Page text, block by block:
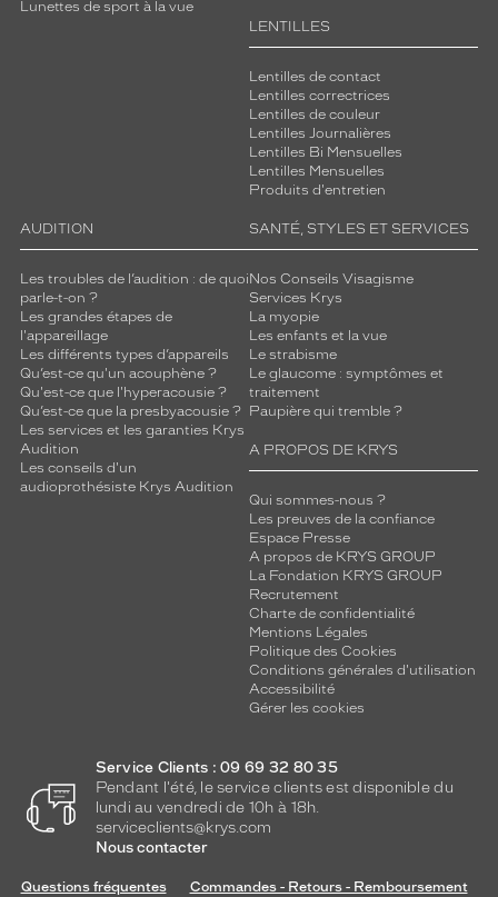
Lunettes de sport à la vue
LENTILLES
Lentilles de contact
Lentilles correctrices
Lentilles de couleur
Lentilles Journalières
Lentilles Bi Mensuelles
Lentilles Mensuelles
Produits d'entretien
AUDITION
Les troubles de l’audition : de quoi
parle-t-on ?
Les grandes étapes de
l'appareillage
Les différents types d’appareils
Qu’est-ce qu'un acouphène ?
Qu'est-ce que l'hyperacousie ?
Qu’est-ce que la presbyacousie ?
Les services et les garanties Krys
Audition
Les conseils d'un
audioprothésiste Krys Audition
SANTÉ, STYLES ET SERVICES
Nos Conseils Visagisme
Services Krys
La myopie
Les enfants et la vue
Le strabisme
Le glaucome : symptômes et
traitement
Paupière qui tremble ?
A PROPOS DE KRYS
Qui sommes-nous ?
Les preuves de la confiance
Espace Presse
A propos de KRYS GROUP
La Fondation KRYS GROUP
Recrutement
Charte de confidentialité
Mentions Légales
Politique des Cookies
Conditions générales d'utilisation
Accessibilité
Gérer les cookies
Service Clients : 09 69 32 80 35
Pendant l'été, le service clients est disponible du
lundi au vendredi de 10h à 18h.
serviceclients@krys.com
Nous contacter
Questions fréquentes
Commandes - Retours - Remboursement